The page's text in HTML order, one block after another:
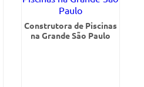
Construtora de Piscinas
na Grande São Paulo